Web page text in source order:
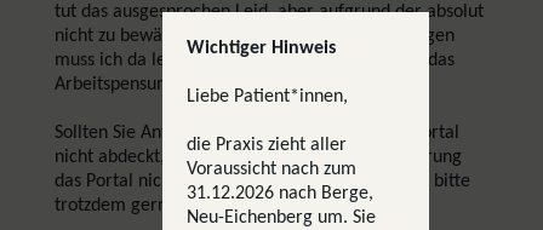
tut das ausgesprochen Leid, aber aufgrund der absolut
nicht zu bewältigenden Flut von Patientenanfragen
muss ich da leider etwas streng sein, damit ich das
Arbeitspensum bewältigt bekomme.
Sollten Sie Anfragen haben, die das Patientenportal
nicht abdeckt, oder Sie aufgrund einer Behinderung
das Portal nicht bedienen können, schreiben Sie bitte
trotzdem gerne über das Kontaktformular.
Wichtiger Hinweis
Liebe Patient*innen,
die Praxis zieht aller
Voraussicht nach zum
31.12.2026 nach Berge,
Neu-Eichenberg um. Sie